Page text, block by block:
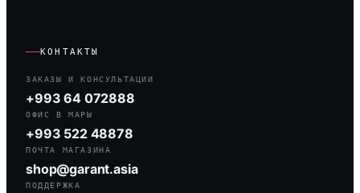
КОНТАКТЫ
ЗАКАЗЫ И КОНСУЛЬТАЦИИ
+993 64 072888
ОФИС В МАРЫ
+993 522 48878
ПОЧТА МАГАЗИНА
shop@garant.asia
ПОДДЕРЖКА